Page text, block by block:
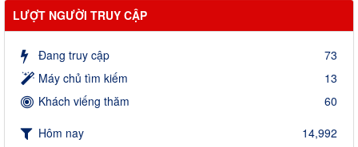
LƯỢT NGƯỜI TRUY CẬP
Đang truy cập
73
Máy chủ tìm kiếm
13
Khách viếng thăm
60
Hôm nay
14,992